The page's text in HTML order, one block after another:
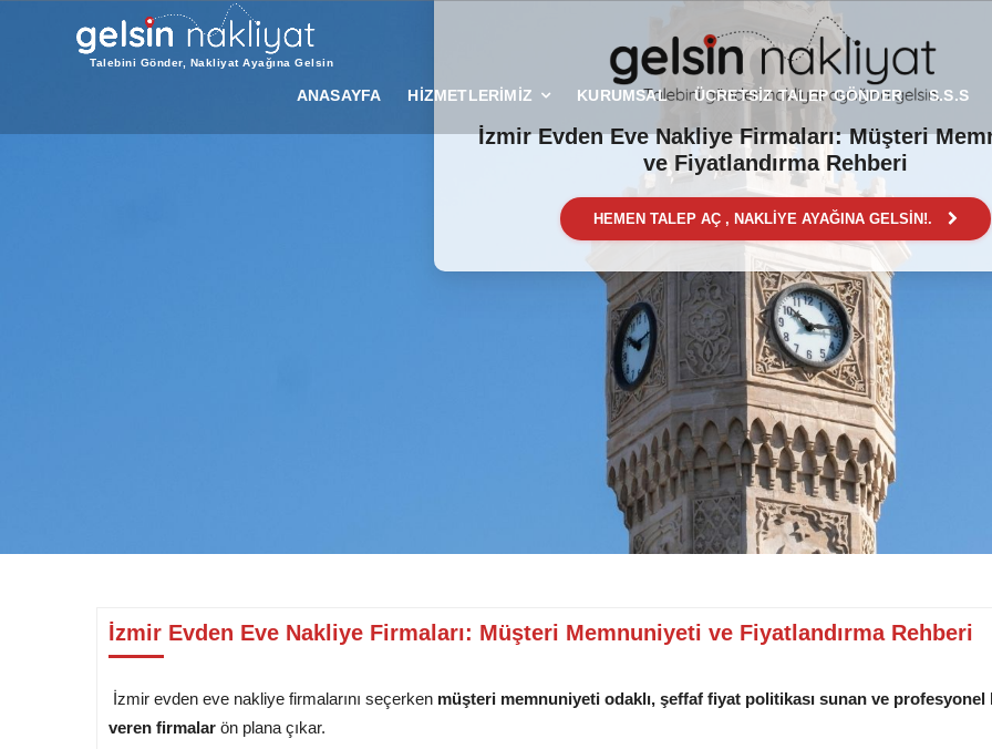
Talebini Gönder, Nakliyat Ayağına Gelsin
ANASAYFA HİZMETLERİMİZ KURUMSAL ÜCRETSİZ TALEP GÖNDER S.S.S
İzmir Evden Eve Nakliye Firmaları: Müşteri
ve Fiyatlandırma Rehberi
HEMEN TALEP AÇ , NAKLİYE AYAĞINA GELSİN!.
İzmir Evden Eve Nakliye Firmaları: Müşteri Memnuniyeti ve Fiyatlandırma Rehberi
İzmir evden eve nakliye firmalarını seçerken müşteri memnuniyeti odaklı, şeffaf fiyat politikası sunan ve profesyonel
veren firmalar ön plana çıkar.